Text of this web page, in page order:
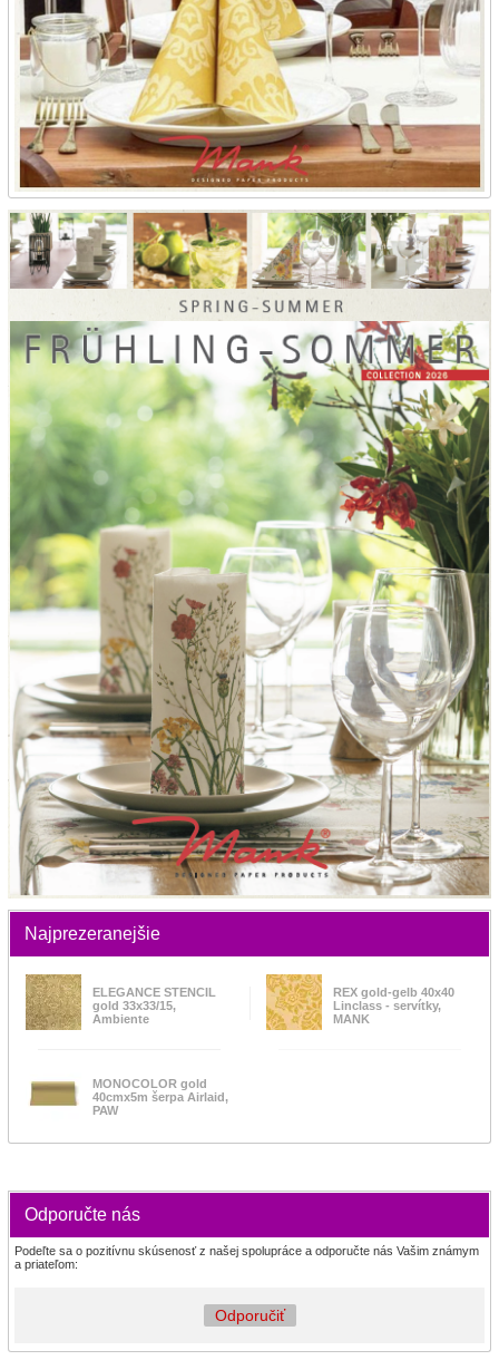
Najprezeranejšie
ELEGANCE STENCIL
gold 33x33/15,
Ambiente
REX gold-gelb 40x40
Linclass - servítky,
MANK
MONOCOLOR gold
40cmx5m šerpa Airlaid,
PAW
Odporučte nás
Podeľte sa o pozitívnu skúsenosť z našej spolupráce a odporučte nás Vašim známym
a priateľom:
Odporučiť